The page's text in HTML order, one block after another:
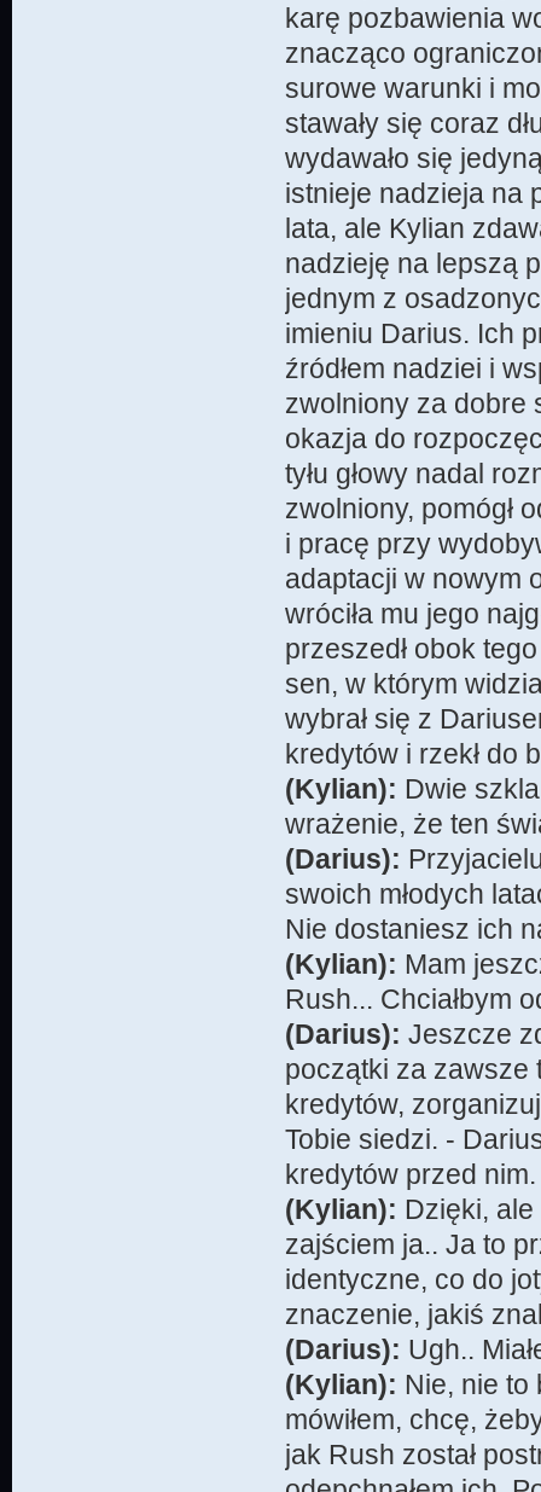
karę pozbawienia
znacząco
surowe warunki i
stawały się coraz
wydawało się
istnieje nadzieja na
lata, ale Kylian
nadzieję na lepszą
jednym z
imieniu Darius. Ich
źródłem nadziei i
zwolniony za dobre
okazja do
tyłu głowy nadal
zwolniony, pomógł
i pracę przy
adaptacji w nowym
wróciła mu jego
przeszedł obok
sen, w którym
wybrał się z
kredytów i rzekł do
(Kylian): Dwie
wrażenie, że ten
(Darius):
swoich młodych
Nie dostaniesz ich
(Kylian): Mam
Rush... Chciałbym
(Darius): Jeszcze
początki za zawsze
kredytów,
Tobie siedzi. -
kredytów przed nim.
(Kylian): Dzięki, ale
zajściem ja.. Ja to
identyczne, co do
znaczenie, jakiś
(Darius): Ugh..
(Kylian): Nie, nie to
mówiłem, chcę,
jak Rush został